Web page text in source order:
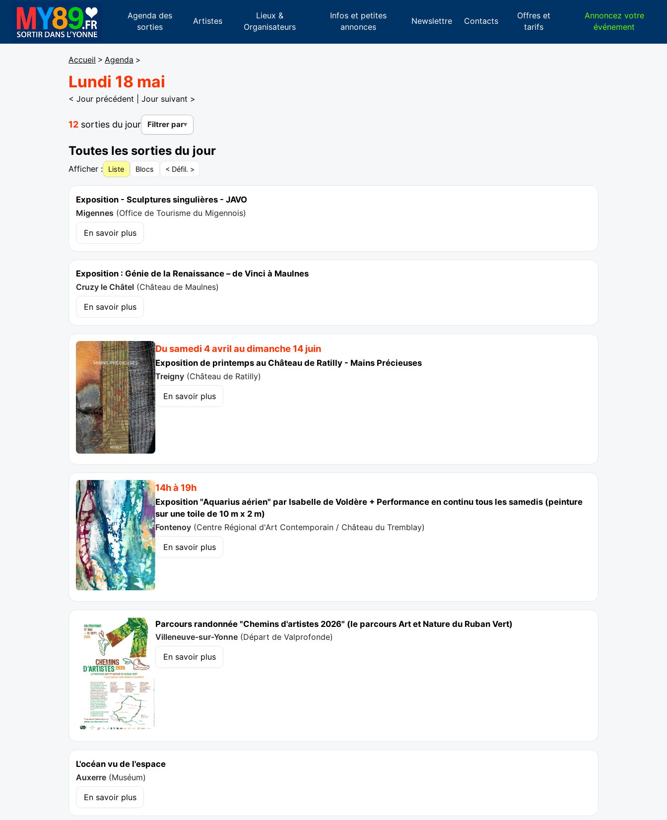
Agenda des
sorties
Artistes
Lieux &
Organisateurs
Infos et petites
annonces
Newslettre Contacts
Offres et
tarifs
Annoncez votre
événement
Accueil > Agenda >
Lundi 18 mai
< Jour précédent Jour suivant >
12 sorties du jour Filtrer par
Toutes les sorties du jour
Afficher : Liste Blocs < Défil. >
Exposition - Sculptures singulières - JAVO
Migennes (Office de Tourisme du Migennois)
En savoir plus
Exposition : Génie de la Renaissance – de Vinci à Maulnes
Cruzy le Châtel (Château de Maulnes)
En savoir plus
Du samedi 4 avril au dimanche 14 juin
Exposition de printemps au Château de Ratilly - Mains Précieuses
Treigny (Château de Ratilly)
En savoir plus
14h à 19h
Exposition "Aquarius aérien" par Isabelle de Voldère + Performance en continu tous les samedis (peinture
sur une toile de 10 m x 2 m)
Fontenoy (Centre Régional d'Art Contemporain / Château du Tremblay)
En savoir plus
Parcours randonnée "Chemins d'artistes 2026" (le parcours Art et Nature du Ruban Vert)
Villeneuve-sur-Yonne (Départ de Valprofonde)
En savoir plus
L'océan vu de l'espace
Auxerre (Muséum)
En savoir plus